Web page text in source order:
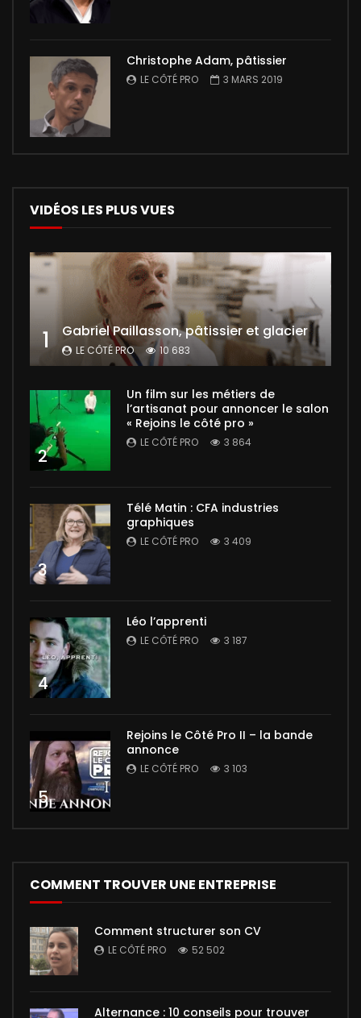
Christophe Adam, pâtissier
LE CÔTÉ PRO 3 MARS 2019
VIDÉOS LES PLUS VUES
1 Gabriel Paillasson, pâtissier et glacier
LE CÔTÉ PRO 10 683
2
Un film sur les métiers de
l’artisanat pour annoncer le salon
« Rejoins le côté pro »
LE CÔTÉ PRO 3 864
3
Télé Matin : CFA industries
graphiques
LE CÔTÉ PRO 3 409
4
Léo l’apprenti
LE CÔTÉ PRO 3 187
5
Rejoins le Côté Pro II – la bande
annonce
LE CÔTÉ PRO 3 103
COMMENT TROUVER UNE ENTREPRISE
Comment structurer son CV
LE CÔTÉ PRO 52 502
Alternance : 10 conseils pour trouver